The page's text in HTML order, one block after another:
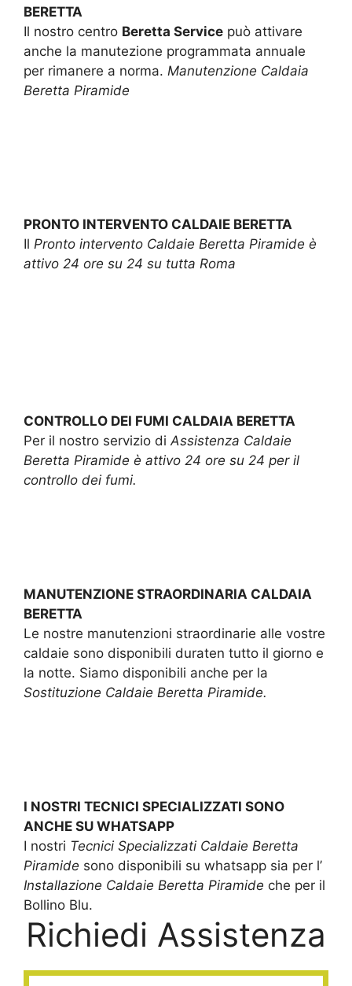
BERETTA
Il nostro centro Beretta Service può attivare
anche la manutezione programmata annuale
per rimanere a norma. Manutenzione Caldaia
Beretta Piramide
PRONTO INTERVENTO CALDAIE BERETTA
Il Pronto intervento Caldaie Beretta Piramide è
attivo 24 ore su 24 su tutta Roma
CONTROLLO DEI FUMI CALDAIA BERETTA
Per il nostro servizio diAssistenza Caldaie
Beretta Piramide è attivo 24 ore su 24 per il
controllo dei fumi.
MANUTENZIONE STRAORDINARIA CALDAIA
BERETTA
Le nostre manutenzioni straordinarie alle vostre
caldaie sono disponibili duraten tutto il giorno e
la notte. Siamo disponibili anche per la
Sostituzione Caldaie Beretta Piramide.
I NOSTRI TECNICI SPECIALIZZATI SONO
ANCHE SU WHATSAPP
I nostri Tecnici Specializzati Caldaie Beretta
Piramide sono disponibili su whatsapp sia per l’
Installazione Caldaie Beretta Piramide che per il
Bollino Blu.
Richiedi Assistenza